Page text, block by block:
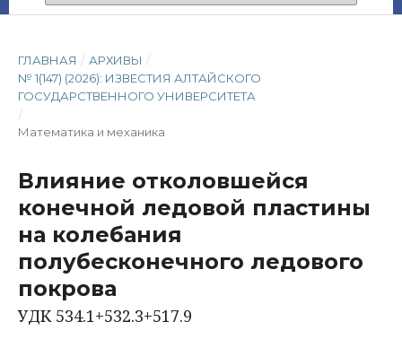
ГЛАВНАЯ / АРХИВЫ /
№ 1(147) (2026): ИЗВЕСТИЯ АЛТАЙСКОГО
ГОСУДАРСТВЕННОГО УНИВЕРСИТЕТА
/
Математика и механика
Влияние отколовшейся
конечной ледовой пластины
на колебания
полубесконечного ледового
покрова
УДК 534.1+532.3+517.9